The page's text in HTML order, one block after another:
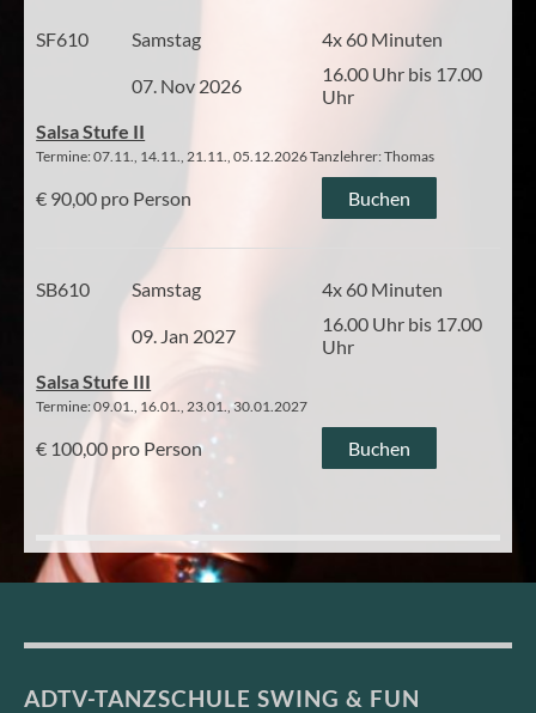
SF610 Samstag 4x 60 Minuten
07. Nov 2026
16.00 Uhr bis 17.00
Uhr
Salsa Stufe II
Termine: 07.11., 14.11., 21.11., 05.12.2026 Tanzlehrer: Thomas
€ 90,00 pro Person Buchen
SB610 Samstag 4x 60 Minuten
09. Jan 2027
16.00 Uhr bis 17.00
Uhr
Salsa Stufe III
Termine: 09.01., 16.01., 23.01., 30.01.2027
€ 100,00 pro Person Buchen
ADTV-TANZSCHULE SWING & FUN